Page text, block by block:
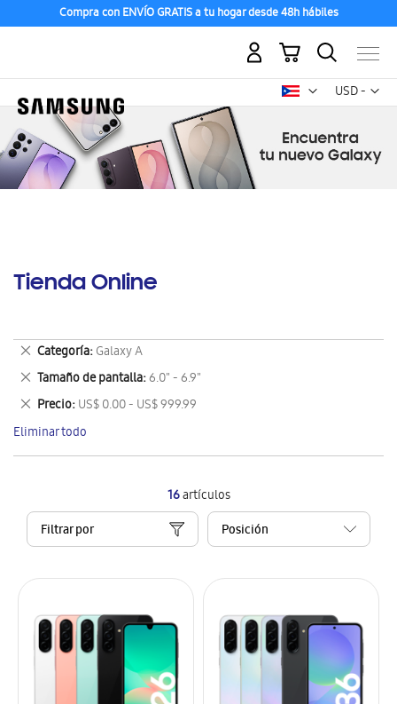
Compra con ENVÍO GRATIS a tu hogar desde 48h hábiles
USD -
dólar
Mi carrito
Tienda Online
16artículos
Filtrar por
Categoría Galaxy A
Eliminar
este
artículo
Tamaño de pantalla 6.0" - 6.9"
Eliminar
este
artículo
Precio US$ 0.00 - US$ 999.99
Eliminar
este
artículo
Eliminar todo